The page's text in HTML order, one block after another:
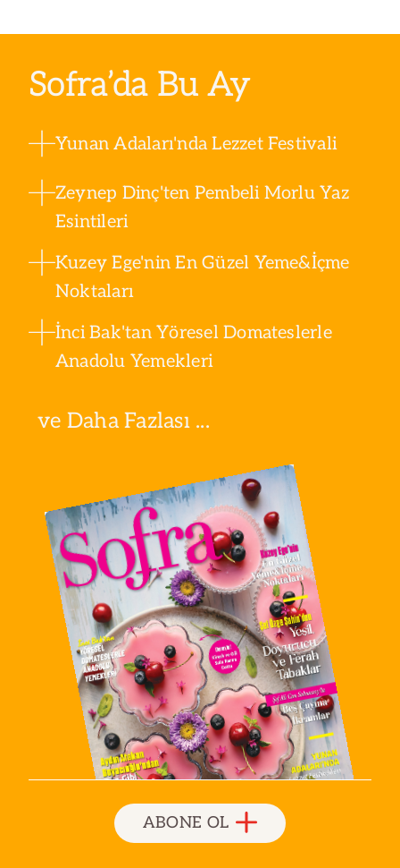
Sofra’da Bu Ay
Yunan Adaları'nda Lezzet Festivali
Zeynep Dinç'ten Pembeli Morlu Yaz
Esintileri
Kuzey Ege'nin En Güzel Yeme&İçme
Noktaları
İnci Bak'tan Yöresel Domateslerle
Anadolu Yemekleri
ve Daha Fazlası ...
ABONE OL